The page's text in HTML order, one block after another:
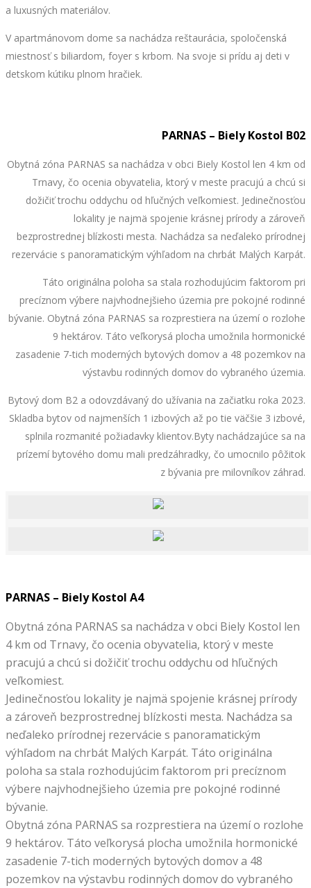
a luxusných materiálov.
V apartmánovom dome sa nachádza reštaurácia, spoločenská
miestnosť s biliardom, foyer s krbom. Na svoje si prídu aj deti v
detskom kútiku plnom hračiek.
PARNAS – Biely Kostol B02
Obytná zóna PARNAS sa nachádza v obci Biely Kostol len 4 km od
Trnavy, čo ocenia obyvatelia, ktorý v meste pracujú a chcú si
dožičiť trochu oddychu od hľučných veľkomiest. Jedinečnosťou
lokality je najmä spojenie krásnej prírody a zároveň
bezprostrednej blízkosti mesta. Nachádza sa neďaleko prírodnej
rezervácie s panoramatickým výhľadom na chrbát Malých Karpát.
Táto originálna poloha sa stala rozhodujúcim faktorom pri
precíznom výbere najvhodnejšieho územia pre pokojné rodinné
bývanie. Obytná zóna PARNAS sa rozprestiera na území o rozlohe
9 hektárov. Táto veľkorysá plocha umožnila hormonické
zasadenie 7-tich moderných bytových domov a 48 pozemkov na
výstavbu rodinných domov do vybraného územia.
Bytový dom B2 a odovzdávaný do užívania na začiatku roka 2023.
Skladba bytov od najmenších 1 izbových až po tie väčšie 3 izbové,
splnila rozmanité požiadavky klientov.Byty nachádzajúce sa na
prízemí bytového domu mali predzáhradky, čo umocnilo pôžitok
z bývania pre milovníkov záhrad.
PARNAS – Biely Kostol A4
Obytná zóna PARNAS sa nachádza v obci Biely Kostol len
4 km od Trnavy, čo ocenia obyvatelia, ktorý v meste
pracujú a chcú si dožičiť trochu oddychu od hľučných
veľkomiest.
Jedinečnosťou lokality je najmä spojenie krásnej prírody
a zároveň bezprostrednej blízkosti mesta. Nachádza sa
neďaleko prírodnej rezervácie s panoramatickým
výhľadom na chrbát Malých Karpát. Táto originálna
poloha sa stala rozhodujúcim faktorom pri precíznom
výbere najvhodnejšieho územia pre pokojné rodinné
bývanie.
Obytná zóna PARNAS sa rozprestiera na území o rozlohe
9 hektárov. Táto veľkorysá plocha umožnila hormonické
zasadenie 7-tich moderných bytových domov a 48
pozemkov na výstavbu rodinných domov do vybraného